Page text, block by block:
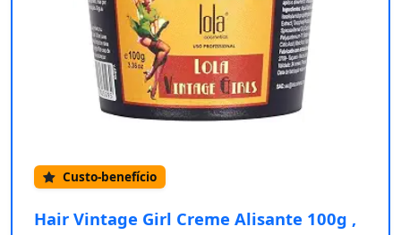
Custo-benefício
Hair Vintage Girl Creme Alisante 100g ,